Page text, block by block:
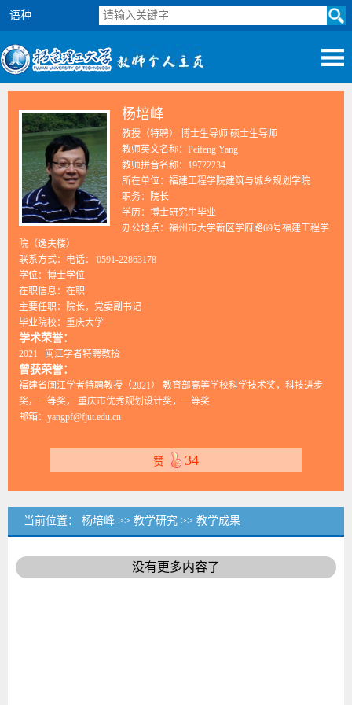
语种
杨培峰
教授（特聘） 博士生导师 硕士生导师
教师英文名称：Peifeng Yang
教师拼音名称：19722234
所在单位：福建工程学院建筑与城乡规划学院
职务：院长
学历：博士研究生毕业
办公地点：福州市大学新区学府路69号福建工程学
院（逸夫楼）
联系方式：电话： 0591-22863178
学位：博士学位
在职信息：在职
主要任职：院长，党委副书记
毕业院校：重庆大学
学术荣誉：
2021 闽江学者特聘教授
曾获荣誉：
福建省闽江学者特聘教授（2021） 教育部高等学校科学技术奖，科技进步
奖，一等奖， 重庆市优秀规划设计奖，一等奖
邮箱： yangpf@fjut.edu.cn
赞 34
当前位置： 杨培峰 >> 教学研究 >> 教学成果
没有更多内容了